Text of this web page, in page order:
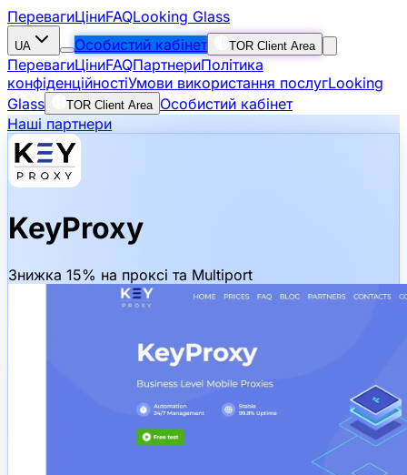
ПеревагиЦіниFAQLooking Glass
UA Особистий кабінет TOR Client Area
ПеревагиЦіниFAQПартнериПолітика
конфіденційностіУмови використання послугLooking
Glass
TOR Client Area Особистий кабінет
Наші партнери
KeyProxy
Знижка 15% на проксі та Multiport